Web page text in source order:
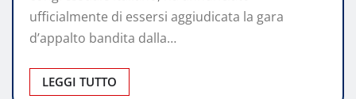
ufficialmente di essersi aggiudicata la gara
d’appalto bandita dalla…
LEGGI TUTTO